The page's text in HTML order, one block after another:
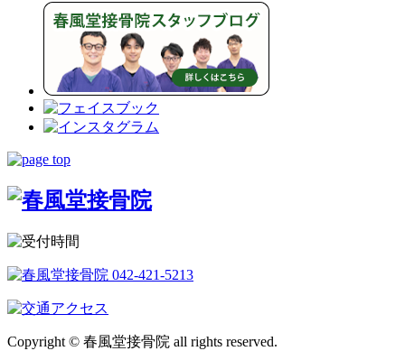
Copyright © 春風堂接骨院 all rights reserved.